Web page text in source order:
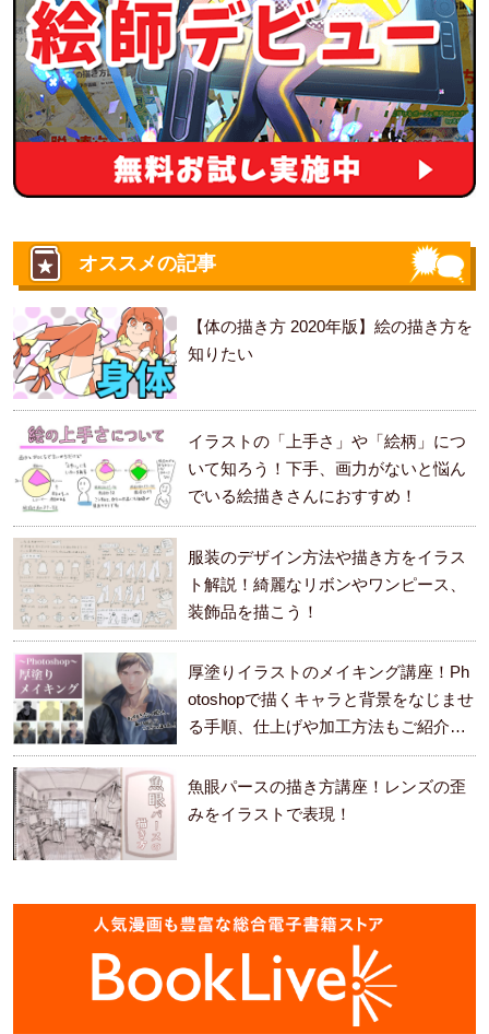
オススメの記事
【体の描き方 2020年版】絵の描き方を
知りたい
イラストの「上手さ」や「絵柄」につ
いて知ろう！下手、画力がないと悩ん
でいる絵描きさんにおすすめ！
服装のデザイン方法や描き方をイラス
ト解説！綺麗なリボンやワンピース、
装飾品を描こう！
厚塗りイラストのメイキング講座！Ph
otoshopで描くキャラと背景をなじませ
る手順、仕上げや加工方法もご紹介し
ます。
魚眼パースの描き方講座！レンズの歪
みをイラストで表現！